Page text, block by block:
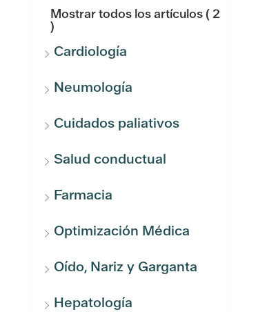
Mostrar todos los artículos( 2
)
Cardiología
Neumología
Cuidados paliativos
Salud conductual
Farmacia
Optimización Médica
Oído, Nariz y Garganta
Hepatología